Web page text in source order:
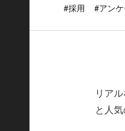
#採用 #アンケ
リア
と人